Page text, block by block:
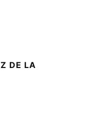
DE LA